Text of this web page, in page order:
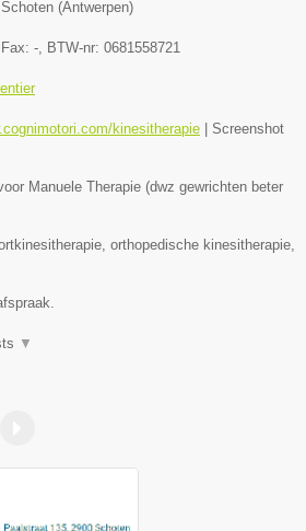
Schoten (Antwerpen)
, Fax: - , BTW-nr: 0681558721
kinesitherapie
Screenshot
Manuele Therapie (dwz gewrichten beter
orthopedische kinesitherapie,
▼